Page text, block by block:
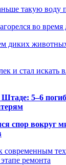
такую воду
во
диких
и стал искать
Штаде: 5–6
спор вокруг
современным
ремонта